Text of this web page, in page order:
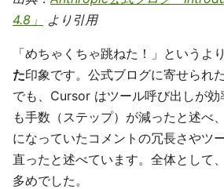
4.8」
より引用
「めちゃくちゃ跳ねた！」というより
た印象です。公式ブログに寄せられ
でも、Cursor はツール呼び出しが
も手数（ステップ）が減ったと述べ
になっていたコメントの冗長さやツ
直ったと述べています。全体として
多めでした。